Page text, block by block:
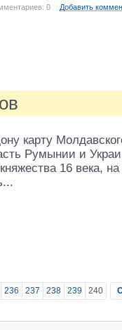
0 Добавить
карту
Румынии и
16 века,
236 237 238 239 240